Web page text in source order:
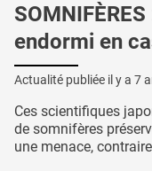
endormi en
Actualité publiée il y a 7
Ces scientifiques
de somnifères
une menace,